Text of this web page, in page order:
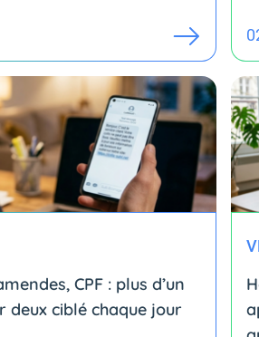
CPF : plus d’un
deux ciblé chaque jour